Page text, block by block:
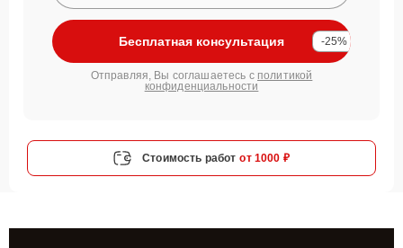
Бесплатная консультация -25%
Отправляя, Вы соглашаетесь с политикой
конфиденциальности
Стоимость работ от 1000 ₽